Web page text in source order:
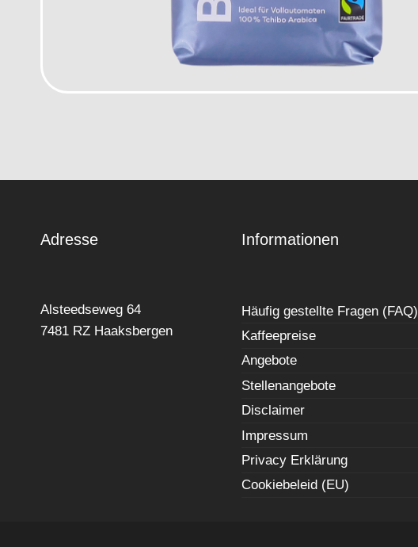
Adresse
Alsteedseweg 64
7481 RZ Haaksbergen
Informationen
Häufig gestellte Fragen (FAQ)
Kaffeepreise
Angebote
Stellenangebote
Disclaimer
Impressum
Privacy Erklärung
Cookiebeleid (EU)